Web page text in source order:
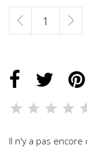
Il n'y a pas encore